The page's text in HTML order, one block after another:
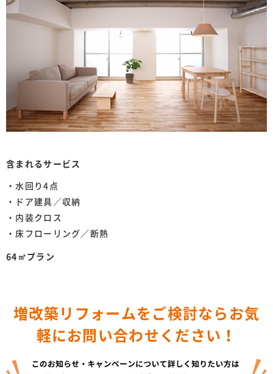
含まれるサービス
・水回り4点
・ドア建具／収納
・内装クロス
・床フローリング／断熱
64㎡プラン
増改築リフォームをご検討ならお気
軽にお問い合わせください！